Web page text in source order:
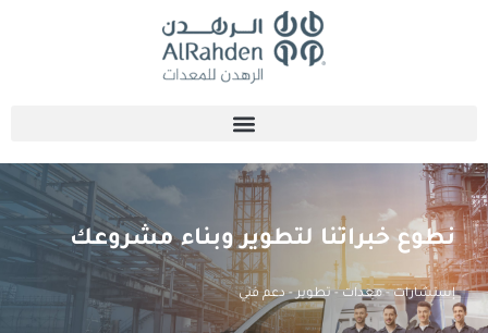
نطوع خبراتنا لتطوير وبناء مشروعك
إستشارات - معدات - تطوير - دعم فني